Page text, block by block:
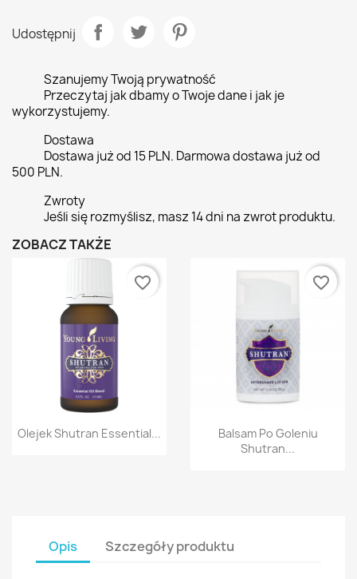
Udostępnij
Szanujemy Twoją prywatność
Przeczytaj jak dbamy o Twoje dane i jak je
wykorzystujemy.
Dostawa
Dostawa już od 15 PLN. Darmowa dostawa już od
500 PLN.
Zwroty
Jeśli się rozmyślisz, masz 14 dni na zwrot produktu.
ZOBACZ TAKŻE
Szybki podgląd
Olejek Shutran Essential...
favorite_border
Szybki podgląd
Balsam Po Goleniu
Shutran...
favorite_border
Opis Szczegóły produktu